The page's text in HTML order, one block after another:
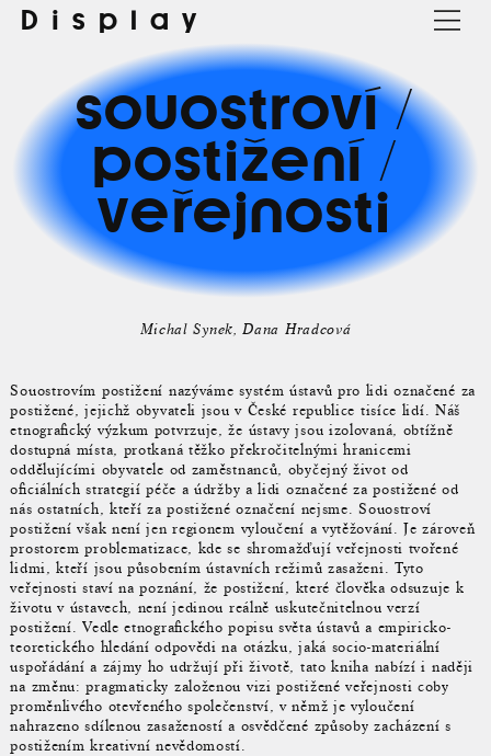
Display
souostroví /
postižení /
veřejnosti
Michal Synek Dana Hradcová
Souostrovím postižení nazýváme systém ústavů pro lidi označené za
postižené, jejichž obyvateli jsou v České republice tisíce lidí. Náš
etnografický výzkum potvrzuje, že ústavy jsou izolovaná, obtížně
dostupná místa, protkaná těžko překročitelnými hranicemi
oddělujícími obyvatele od zaměstnanců, obyčejný život od
oficiálních strategií péče a údržby a lidi označené za postižené od
nás ostatních, kteří za postižené označení nejsme. Souostroví
postižení však není jen regionem vyloučení a vytěžování. Je zároveň
prostorem problematizace, kde se shromažďují veřejnosti tvořené
lidmi, kteří jsou působením ústavních režimů zasaženi. Tyto
veřejnosti staví na poznání, že postižení, které člověka odsuzuje k
životu v ústavech, není jedinou reálně uskutečnitelnou verzí
postižení. Vedle etnografického popisu světa ústavů a empiricko-
teoretického hledání odpovědi na otázku, jaká socio-materiální
uspořádání a zájmy ho udržují při životě, tato kniha nabízí i naději
na změnu: pragmaticky založenou vizi postižené veřejnosti coby
proměnlivého otevřeného společenství, v němž je vyloučení
nahrazeno sdílenou zasažeností a osvědčené způsoby zacházení s
postižením kreativní nevědomostí.